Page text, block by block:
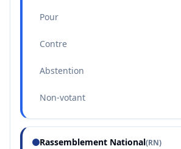
Pour
Contre
Abstention
Non-votant
Rassemblement National(RN)